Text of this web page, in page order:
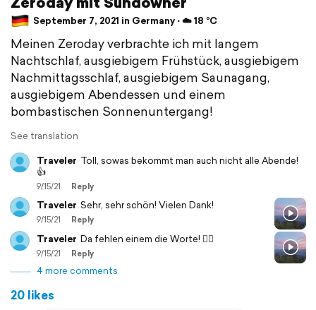
September 7, 2021 in Germany ⋅ ☁️ 18 °C
Meinen Zeroday verbrachte ich mit langem
Nachtschlaf, ausgiebigem Frühstück, ausgiebigem
Nachmittagsschlaf, ausgiebigem Saunagang,
ausgiebigem Abendessen und einem
bombastischen Sonnenuntergang!
See translation
Traveler Toll, sowas bekommt man auch nicht alle Abende!
👍
9/15/21 Reply
Traveler Sehr, sehr schön! Vielen Dank!
9/15/21 Reply
Traveler Da fehlen einem die Worte! 👍🏻
9/15/21 Reply
4 more comments
20 likes